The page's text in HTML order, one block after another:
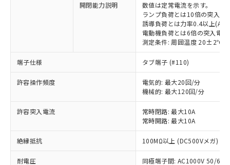
開閉能力説明
数値は定常電流を示す。
ランプ負荷とは10倍の突入電
誘導負荷とは力率0.4以上
電動機負荷とは6倍の突入電
測定条件: 周囲温度 20±2℃
端子仕様 タブ端子 (#110)
許容操作頻度
電気的: 最大20回/分
機械的: 最大120回/分
許容突入電流
常時閉路: 最大10A
常時開路: 最大10A
絶縁抵抗 100MΩ以上 (DC500Vメガ)
耐電圧 同極端子間: AC1000V 50/
ご利用条件
以下の条件をお読みいただき、同意のうえ
本サービスは、当社制御機器事業取扱
商品の当社在庫状況および標準価格
対応済み：EU RoHS指令（10物質）の
非含有に対応した製品が提供可能な商品で
す。
対応予定：EU RoHS指令（10物質）の非含
有に対応した製品に切り替える予定のある
対応予定なし：EU RoHS指令（10物質）の
非含有に非対応の商品で、対応品を出す予
調査・確認中：EU RoHS指令（10物質）の
非含有の対応状況を調査中または確認中の
※1 中国RoHS○×表